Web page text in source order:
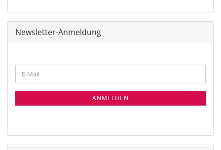
Newsletter-Anmeldung
ZUR
NEWSLETTER-
E-
Mail
ANMELDEN